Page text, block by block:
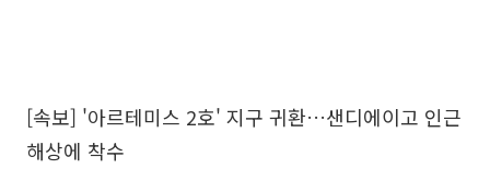
[속보] '아르테미스 2호' 지구 귀환…샌디에이고 인근
해상에 착수